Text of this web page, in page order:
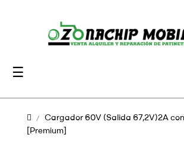
Navegación
palanca
☰
Cargador 60V (Salida 67,2V)2A
[Premium]